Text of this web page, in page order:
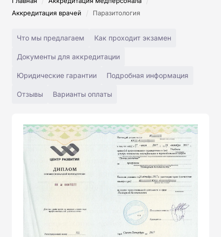
Аккредитация врачей / Паразитология
Что мы предлагаем Как проходит экзамен
Документы для аккредитации
Юридические гарантии Подробная информация
Отзывы Варианты оплаты